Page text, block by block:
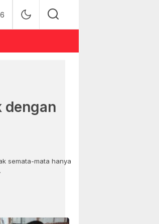
dengan
semata-mata hanya